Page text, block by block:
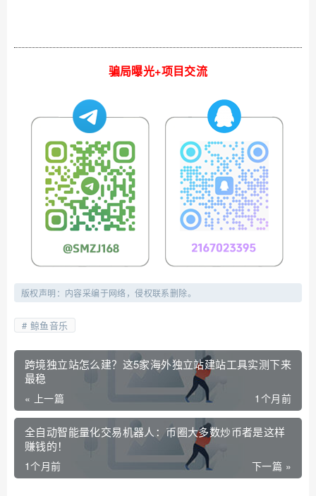
骗局曝光+项目交流
版权声明：内容采编于网络，侵权联系删除。
鲸鱼音乐
跨境独立站怎么建？这5家海外独立站建站工具实测下来
最稳
« 上一篇 1个月前
全自动智能量化交易机器人：币圈大多数炒币者是这样
赚钱的！
下一篇 »
1个月前